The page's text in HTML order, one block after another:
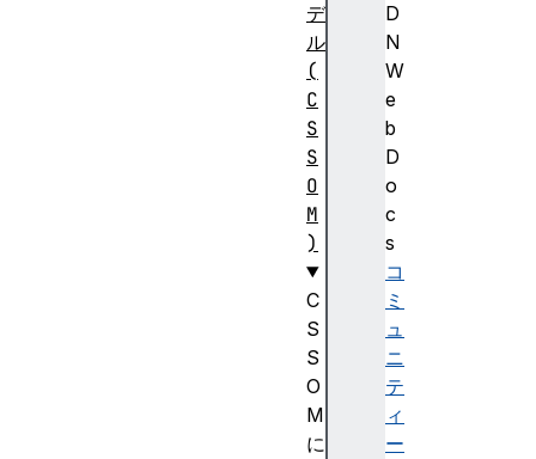
D
N
W
e
b
D
o
c
s
コ
ミ
ュ
ニ
テ
ィ
ー
デ
ル
(
C
S
S
O
M
)
C
S
S
O
M
に